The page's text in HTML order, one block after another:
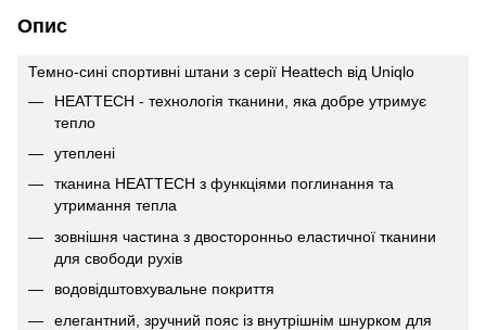
Опис
Темно-сині спортивнi штани з серії Heattech вiд Uniqlo
HEATTECH - технологія тканини, яка добре утримує
тепло
утеплені
тканина HEATTECH з функціями поглинання та
утримання тепла
зовнішня частина з двосторонньо еластичної тканини
для свободи рухів
водовідштовхувальне покриття
елегантний, зручний пояс із внутрішнім шнурком для